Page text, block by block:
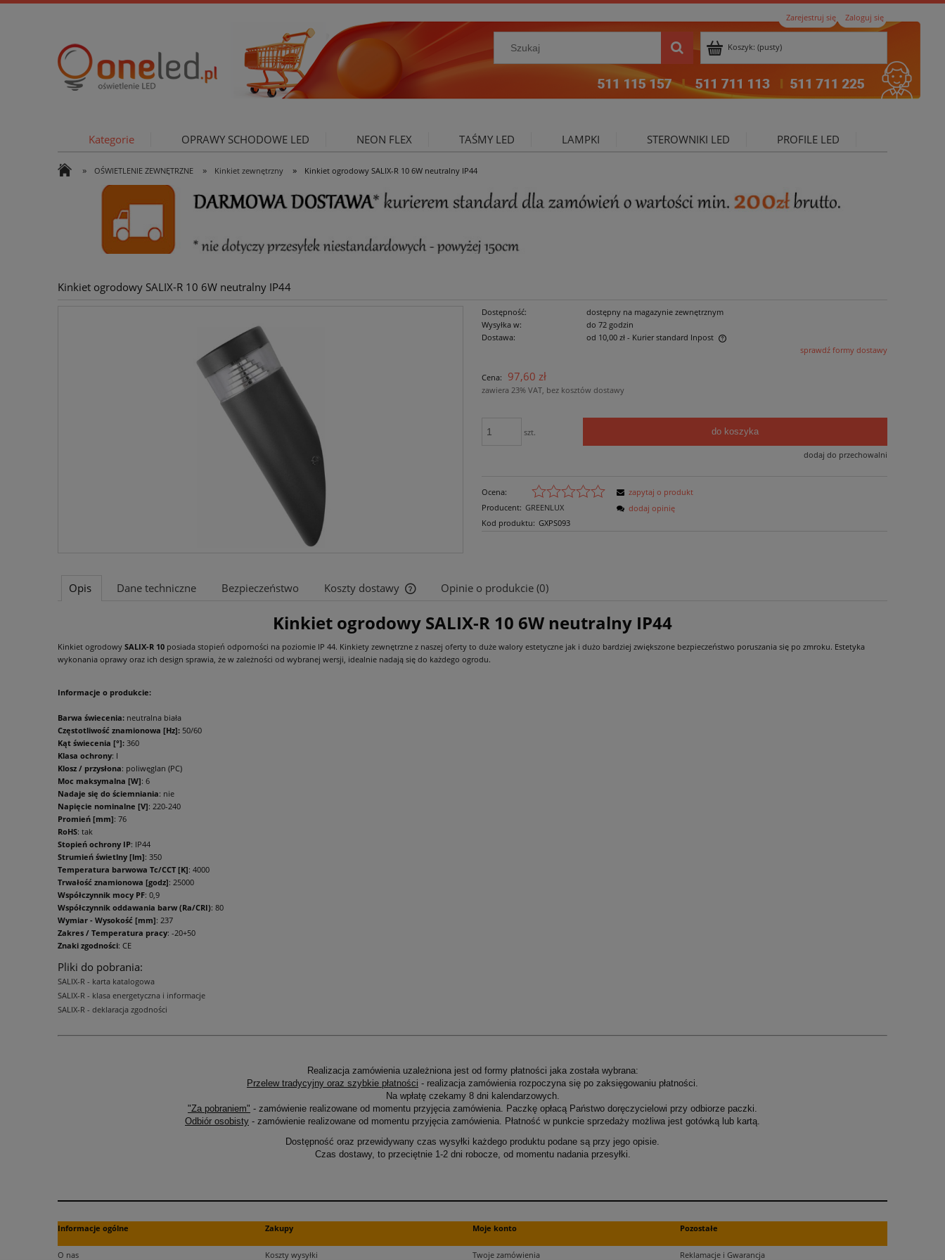
Zarejestruj się Zaloguj się
Koszyk: (pusty)
Kategorie OPRAWY SCHODOWE LED NEON FLEX TAŚMY LED LAMPKI STEROWNIKI LED PROFILE LED
OŚWIETLENIE ZEWNĘTRZNE OŚWIETLENIE DO SALONU
» OŚWIETLENIE ZEWNĘTRZNE » Kinkiet zewnętrzny » Kinkiet ogrodowy SALIX-R 10 6W neutralny IP44
Kinkiet ogrodowy SALIX-R 10 6W neutralny IP44
Dostępność:
dostępny na magazynie zewnętrznym
Wysyłka w:
do 72 godzin
Dostawa:
od 10,00 zł - Kurier standard Inpost
płatności
sprawdź formy dostawy
Cena: 97,60 zł
zawiera 23% VAT, bez kosztów dostawy
szt. do koszyka
dodaj do przechowalni
Ocena:
Producent: GREENLUX
Kod produktu: GXPS093
zapytaj o produkt
dodaj opinię
Opis Dane techniczne Bezpieczeństwo Koszty dostawy
Cena nie zawiera ewentualnych kosztów
Opinie o produkcie (0)
Kinkiet ogrodowy SALIX-R 10 6W neutralny IP44
Kinkiet ogrodowy SALIX-R 10 posiada stopień odporności na poziomie IP 44. Kinkiety zewnętrzne z naszej oferty to duże walory estetyczne jak i dużo bardziej zwiększone bezpieczeństwo poruszania się po zmroku. Estetyka
wykonania oprawy oraz ich design sprawia, że w zależności od wybranej wersji, idealnie nadają się do każdego ogrodu.
Informacje o produkcie:
Barwa świecenia: neutralna biała
Częstotliwość znamionowa [Hz]: 50/60
Kąt świecenia [°]: 360
Klasa ochrony: I
Klosz / przysłona: poliwęglan (PC)
Moc maksymalna [W]: 6
Nadaje się do ściemniania: nie
Napięcie nominalne [V]: 220-240
Promień [mm]: 76
RoHS: tak
Stopień ochrony IP: IP44
Strumień świetlny [lm]: 350
Temperatura barwowa Tc/CCT [K]: 4000
Trwałość znamionowa [godz]: 25000
Współczynnik mocy PF: 0,9
Współczynnik oddawania barw (Ra/CRI): 80
Wymiar - Wysokość [mm]: 237
Zakres / Temperatura pracy: -20+50
Znaki zgodności: CE
Pliki do pobrania:
SALIX-R - karta katalogowa
SALIX-R - klasa energetyczna i informacje
SALIX-R - deklaracja zgodności
Realizacja zamówienia uzależniona jest od formy płatności jaka została wybrana:
Przelew tradycyjny oraz szybkie płatności - realizacja zamówienia rozpoczyna się po zaksięgowaniu płatności.
Na wpłatę czekamy 8 dni kalendarzowych.
"Za pobraniem" - zamówienie realizowane od momentu przyjęcia zamówienia. Paczkę opłacą Państwo doręczycielowi przy odbiorze paczki.
Odbiór osobisty - zamówienie realizowane od momentu przyjęcia zamówienia. Płatność w punkcie sprzedaży możliwa jest gotówką lub kartą.
Dostępność oraz przewidywany czas wysyłki każdego produktu podane są przy jego opisie.
Czas dostawy, to przeciętnie 1-2 dni robocze, od momentu nadania przesyłki.
Informacje ogólne
O nas
Zakupy
Koszty wysyłki
Moje konto
Twoje zamówienia
Pozostałe
Reklamacje i Gwarancja